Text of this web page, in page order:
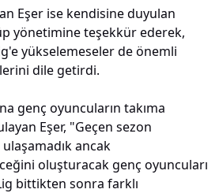
Eşer ise kendisine duyulan
yönetimine teşekkür ederek,
yükselemeseler de önemli
dile getirdi.
genç oyuncuların takıma
Eşer, "Geçen sezon
ulaşamadık ancak
oluşturacak genç oyuncuları
bittikten sonra farklı